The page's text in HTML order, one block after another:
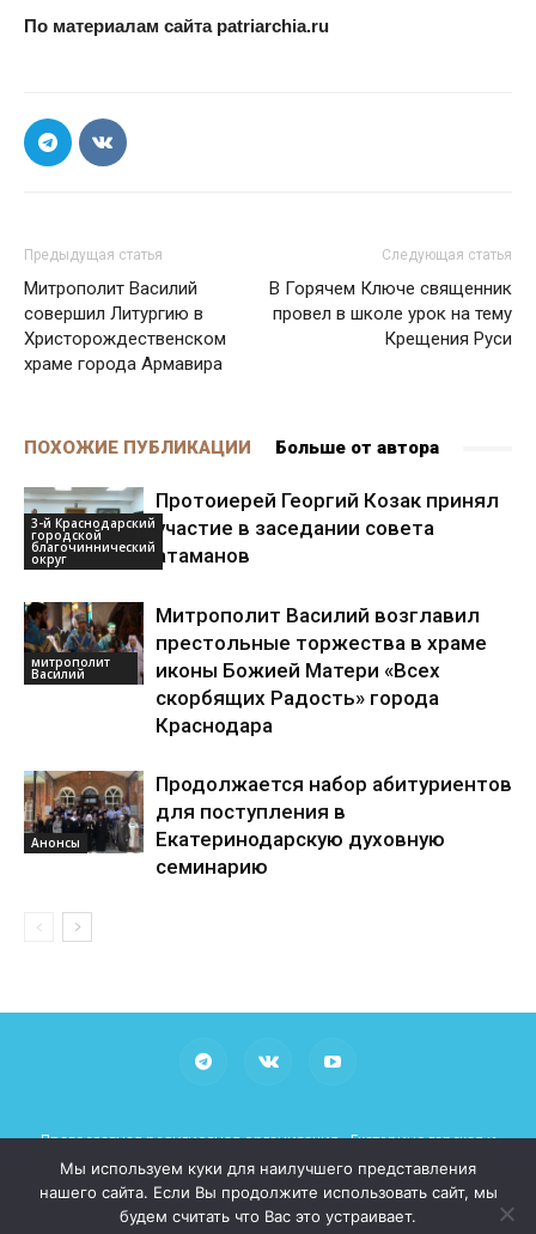
По материалам сайта patriarchia.ru
Предыдущая статья
Митрополит Василий
совершил Литургию в
Христорождественском
храме города Армавира
Следующая статья
В Горячем Ключе священник
провел в школе урок на тему
Крещения Руси
ПОХОЖИЕ ПУБЛИКАЦИИ Больше от автора
3-й Краснодарский
городской
благочиннический
округ
Протоиерей Георгий Козак принял
участие в заседании совета
атаманов
митрополит
Василий
Митрополит Василий возглавил
престольные торжества в храме
иконы Божией Матери «Всех
скорбящих Радость» города
Краснодара
Анонсы
Продолжается набор абитуриентов
для поступления в
Екатеринодарскую духовную
семинарию
Православная религиозная организация «Екатеринодарская и
Кубанская Епархия Русской Православной Церкви (Московский
Патриархат)»
При использовании материалов просьба указывать рабочие
Мы используем куки для наилучшего представления
нашего сайта. Если Вы продолжите использовать сайт, мы
будем считать что Вас это устраивает.